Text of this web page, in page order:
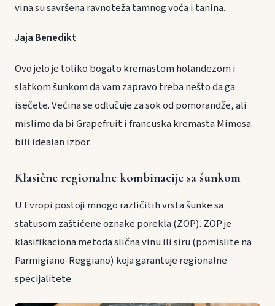
vina su savršena ravnoteža tamnog voća i tanina.
Jaja Benedikt
Ovo jelo je toliko bogato kremastom holandezom i
slatkom šunkom da vam zapravo treba nešto da ga
isečete. Većina se odlučuje za sok od pomorandže, ali
mislimo da bi Grapefruit i francuska kremasta Mimosa
bili idealan izbor.
Klasične regionalne kombinacije sa šunkom
U Evropi postoji mnogo različitih vrsta šunke sa
statusom zaštićene oznake porekla (ZOP). ZOP je
klasifikaciona metoda slična vinu ili siru (pomislite na
Parmigiano-Reggiano) koja garantuje regionalne
specijalitete.